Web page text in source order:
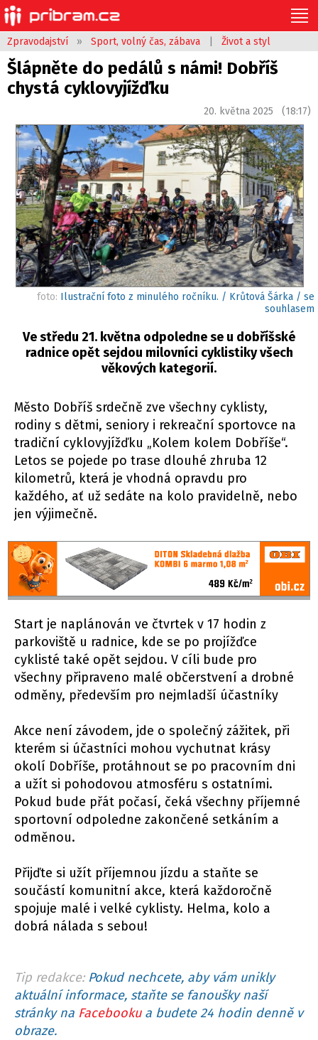
Zpravodajství » Sport, volný čas, zábava Život a styl
Šlápněte do pedálů s námi! Dobříš
chystá cyklovyjížďku
20. května 2025 (18:17)
foto: Ilustrační foto z minulého ročníku. / Krůtová Šárka / se
souhlasem
Ve středu 21. května odpoledne se u dobříšské
radnice opět sejdou milovníci cyklistiky všech
věkových kategorií.
Město Dobříš srdečně zve všechny cyklisty,
rodiny s dětmi, seniory i rekreační sportovce na
tradiční cyklovyjížďku „Kolem kolem Dobříše“.
Letos se pojede po trase dlouhé zhruba 12
kilometrů, která je vhodná opravdu pro
každého, ať už sedáte na kolo pravidelně, nebo
jen výjimečně.
Start je naplánován ve čtvrtek v 17 hodin z
parkoviště u radnice, kde se po projížďce
cyklisté také opět sejdou. V cíli bude pro
všechny připraveno malé občerstvení a drobné
odměny, především pro nejmladší účastníky
Akce není závodem, jde o společný zážitek, při
kterém si účastníci mohou vychutnat krásy
okolí Dobříše, protáhnout se po pracovním dni
a užít si pohodovou atmosféru s ostatními.
Pokud bude přát počasí, čeká všechny příjemné
sportovní odpoledne zakončené setkáním a
odměnou.
Přijďte si užít příjemnou jízdu a staňte se
součástí komunitní akce, která každoročně
spojuje malé i velké cyklisty. Helma, kolo a
dobrá nálada s sebou!
Tip redakce: Pokud nechcete, aby vám unikly
aktuální informace, staňte se fanoušky naší
stránky na Facebookua budete 24 hodin denně v
obraze.